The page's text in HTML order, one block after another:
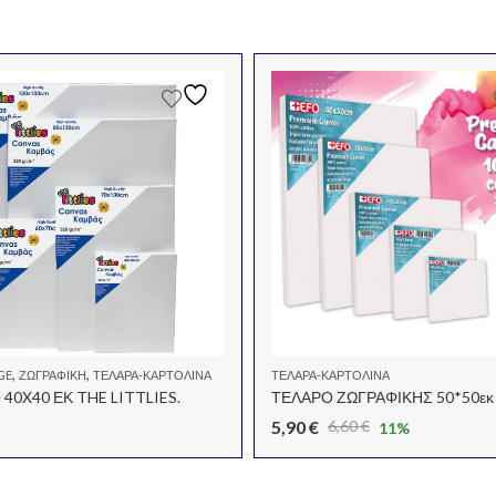
, ΖΩΓΡΑΦΙΚΉ, ΤΕΛΆΡΑ-ΚΑΡΤΟΛΊΝΑ
ΕΚ THE LITTLIES.
ΤΕΛΆΡΑ-ΚΑΡΤΟΛΊΝΑ
ΤΕΛΑΡΟ ΖΩΓΡΑΦΙΚΗΣ 50*50εκ
6,60€
Original
5,90€
Η
11%